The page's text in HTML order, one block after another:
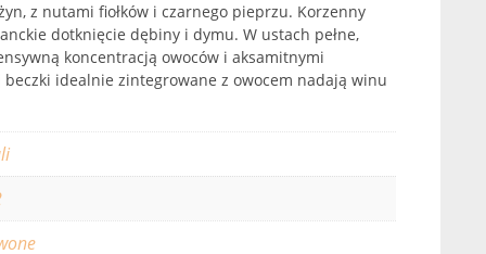
z nutami fiołków i czarnego pieprzu. Korzenny
dotknięcie dębiny i dymu. W ustach pełne,
koncentracją owoców i aksamitnymi
idealnie zintegrowane z owocem nadają winu